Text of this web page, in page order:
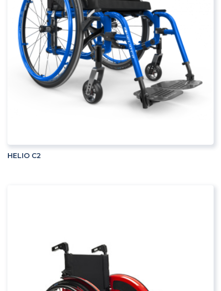
ADD TO CART
HELIO C2